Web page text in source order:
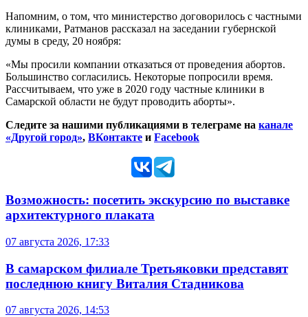
Напомним, о том, что министерство договорилось с частными
клиниками, Ратманов рассказал на заседании губернской
думы в среду, 20 ноября:
«Мы просили компании отказаться от проведения абортов.
Большинство согласились. Некоторые попросили время.
Рассчитываем, что уже в 2020 году частные клиники в
Самарской области не будут проводить аборты».
Следите за нашими публикациями в телеграме на канале
«Другой город», ВКонтакте и Facebook
Возможность: посетить экскурсию по выставке
архитектурного плаката
07 августа 2026, 17:33
В самарском филиале Третьяковки представят
последнюю книгу Виталия Стадникова
07 августа 2026, 14:53